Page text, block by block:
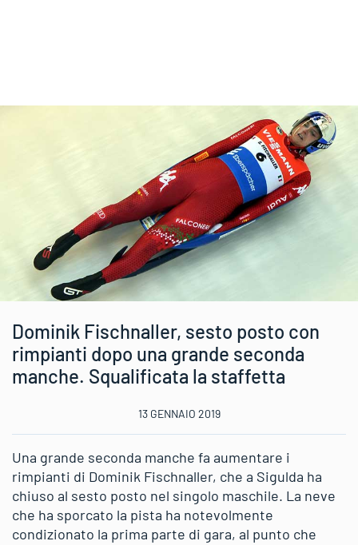
Dominik Fischnaller, sesto posto con
rimpianti dopo una grande seconda
manche. Squalificata la staffetta
13 GENNAIO 2019
Una grande seconda manche fa aumentare i
rimpianti di Dominik Fischnaller, che a Sigulda ha
chiuso al sesto posto nel singolo maschile. La neve
che ha sporcato la pista ha notevolmente
condizionato la prima parte di gara, al punto che